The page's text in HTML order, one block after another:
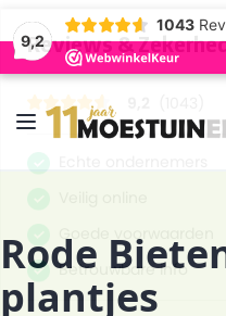
9,2
1043
Ga naar de inhoud
Toggle Nav
Rode
plantjes